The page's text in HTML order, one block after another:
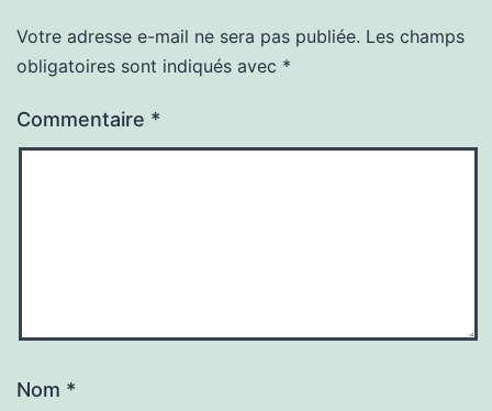
Votre adresse e-mail ne sera pas publiée. Les champs
obligatoires sont indiqués avec *
Commentaire *
Nom *